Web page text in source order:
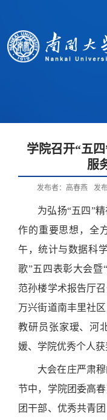
学院召开“五
服
发布者：高春燕 发
为弘扬“五四”
作的重要思想，全
午，统计与数据科
歌”五四表彰大会暨
范孙楼学术报告厅
万兴街道南丰里社区
教研员张家瑷、河
媛、学院优秀个人
大会在庄严肃
节中，学院团委高
团干部、优秀共青